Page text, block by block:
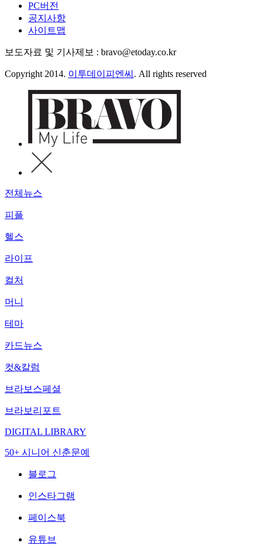
PC버전
공지사항
사이트맵
보도자료 및 기사제보 : bravo@etoday.co.kr
Copyright 2014. 이투데이피엔씨 . All rights reserved
전체뉴스
피플
헬스
라이프
컬처
머니
테마
카드뉴스
컷&칼럼
브라보스페셜
브라보리포트
DIGITAL LIBRARY
50+ 시니어 신춘문예
블로그
인스타그램
페이스북
유튜브